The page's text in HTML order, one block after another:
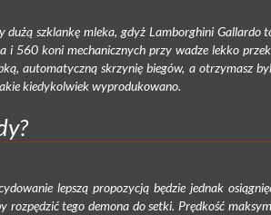
szklankę mleka, gdyż Lamborghini Gallardo
560 koni mechanicznych przy wadze lekko
automatyczną skrzynię biegów, a otrzymasz
kiedykolwiek wyprodukowano.
lepszą propozycją będzie jednak
tego demona do setki. Prędkość